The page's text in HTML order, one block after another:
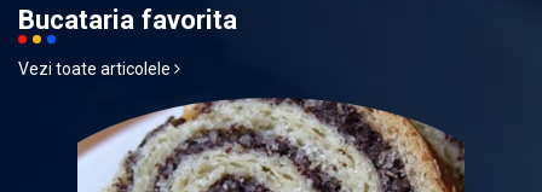
Bucataria favorita
Vezi toate articolele